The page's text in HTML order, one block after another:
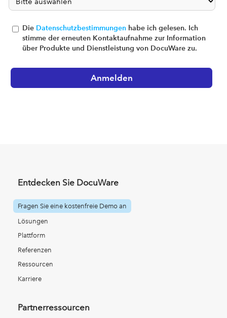
Die Datenschutzbestimmungen habe ich gelesen. Ich
stimme der erneuten Kontaktaufnahme zur Information
über Produkte und Dienstleistung von DocuWare zu.
Entdecken Sie DocuWare
Fragen Sie eine kostenfreie Demo an
Lösungen
Plattform
Referenzen
Ressourcen
Karriere
Partnerressourcen